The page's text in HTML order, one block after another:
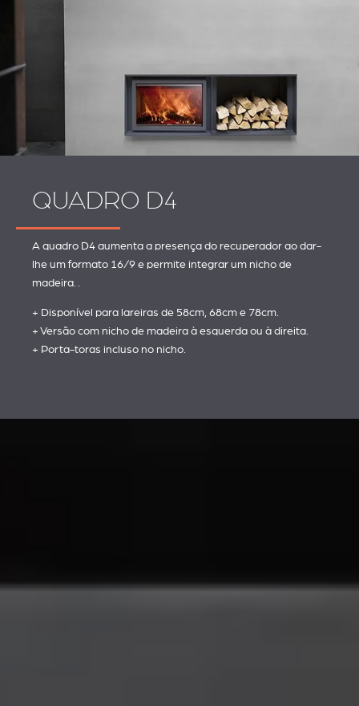
QUADRO D4
A quadro D4 aumenta a presença do recuperador ao dar-
lhe um formato 16/9 e permite integrar um nicho de
madeira. .
+ Disponível para lareiras de 58cm, 68cm e 78cm.
+ Versão com nicho de madeira à esquerda ou à direita.
+ Porta-toras incluso no nicho.